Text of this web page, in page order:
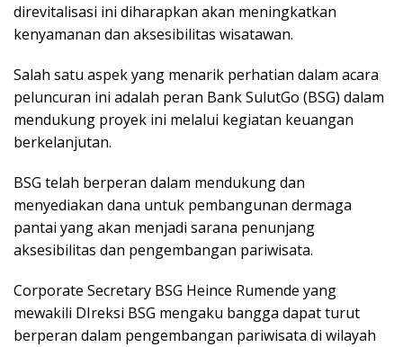
direvitalisasi ini diharapkan akan meningkatkan
kenyamanan dan aksesibilitas wisatawan.
Salah satu aspek yang menarik perhatian dalam acara
peluncuran ini adalah peran Bank SulutGo (BSG) dalam
mendukung proyek ini melalui kegiatan keuangan
berkelanjutan.
BSG telah berperan dalam mendukung dan
menyediakan dana untuk pembangunan dermaga
pantai yang akan menjadi sarana penunjang
aksesibilitas dan pengembangan pariwisata.
Corporate Secretary BSG Heince Rumende yang
mewakili DIreksi BSG mengaku bangga dapat turut
berperan dalam pengembangan pariwisata di wilayah